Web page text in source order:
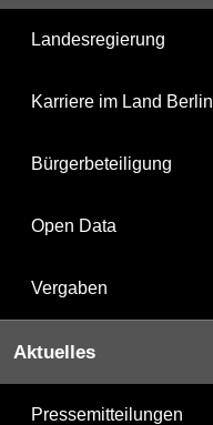
Landesregierung
Karriere im Land Berlin
Bürgerbeteiligung
Open Data
Vergaben
Aktuelles
Pressemitteilungen